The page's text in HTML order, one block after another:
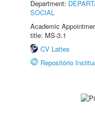
Department:
SOCIAL
Academic
title: MS-3.1
CV Lattes
Repositório